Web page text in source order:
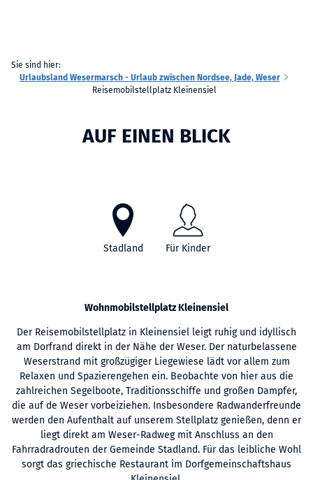
Sie sind hier:
Urlaubsland Wesermarsch - Urlaub zwischen Nordsee, Jade, Weser
Reisemobilstellplatz Kleinensiel
AUF EINEN BLICK
Stadland Für Kinder
Wohnmobilstellplatz Kleinensiel
Der Reisemobilstellplatz in Kleinensiel leigt ruhig und idyllisch
am Dorfrand direkt in der Nähe der Weser. Der naturbelassene
Weserstrand mit großzügiger Liegewiese lädt vor allem zum
Relaxen und Spazierengehen ein. Beobachte von hier aus die
zahlreichen Segelboote, Traditionsschiffe und großen Dampfer,
die auf de Weser vorbeiziehen. Insbesondere Radwanderfreunde
werden den Aufenthalt auf unserem Stellplatz genießen, denn er
liegt direkt am Weser-Radweg mit Anschluss an den
Fahrradradrouten der Gemeinde Stadland. Für das leibliche Wohl
sorgt das griechische Restaurant im Dorfgemeinschaftshaus